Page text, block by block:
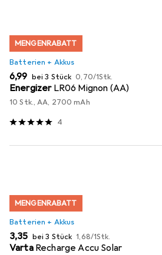
MENGENRABATT
Batterien + Akkus
EUR
6,99 bei 3 Stück EUR
0,70/1Stk.
Energizer LR06 Mignon (AA)
10 Stk., AA, 2700 mAh
4
MENGENRABATT
Batterien + Akkus
EUR
3,35 bei 3 Stück EUR
1,68/1Stk.
Varta Recharge Accu Solar